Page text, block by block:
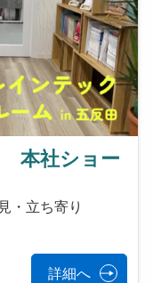
本社ショー
・立ち寄り
詳細へ